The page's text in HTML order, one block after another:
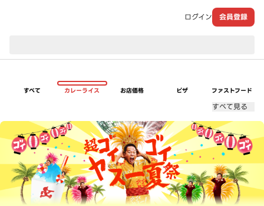
ログイン 会員登録
すべて カレーライス お店価格 ピザ ファストフード
すべて見る
超ゴイゴイヤスー夏祭